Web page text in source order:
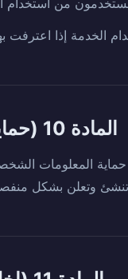
المادة 10 (حماية الخصوصية)
المعلومات